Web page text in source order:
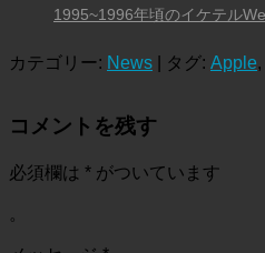
1995~1996年頃のイケテル
カテゴリー: News | タグ: Apple,
コメントを残す
必須欄は * がついています
。